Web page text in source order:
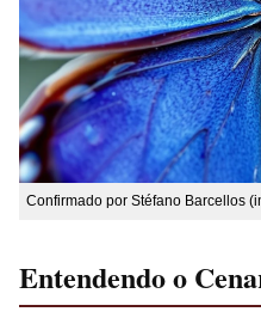
Confirmado por Stéfano Barcellos
Entendendo o